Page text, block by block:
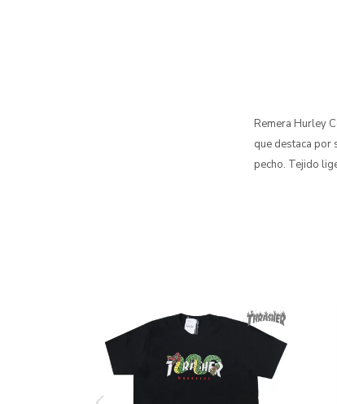
Remera Hurley
que destaca por
pecho. Tejido